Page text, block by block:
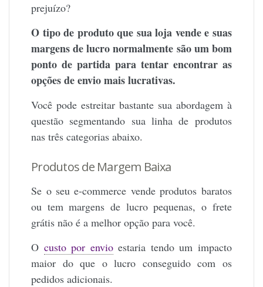
prejuízo?
O tipo de produto que sua loja vende e suas
margens de lucro normalmente são um bom
ponto de partida para tentar encontrar as
opções de envio mais lucrativas.
Você pode estreitar bastante sua abordagem à
questão segmentando sua linha de produtos
nas três categorias abaixo.
Produtos de Margem Baixa
Se o seu e-commerce vende produtos baratos
ou tem margens de lucro pequenas, o frete
grátis não é a melhor opção para você.
O custo por envioestaria tendo um impacto
maior do que o lucro conseguido com os
pedidos adicionais.